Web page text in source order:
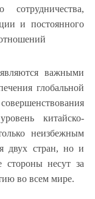
сотрудничества,
и постоянного
важными
глобальной
китайско-
неизбежным
двух стран, но и
стороны несут за
во всем мире.